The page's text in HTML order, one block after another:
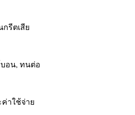
รีตเสีย
อน, ทนต่อ
าใช้จ่าย